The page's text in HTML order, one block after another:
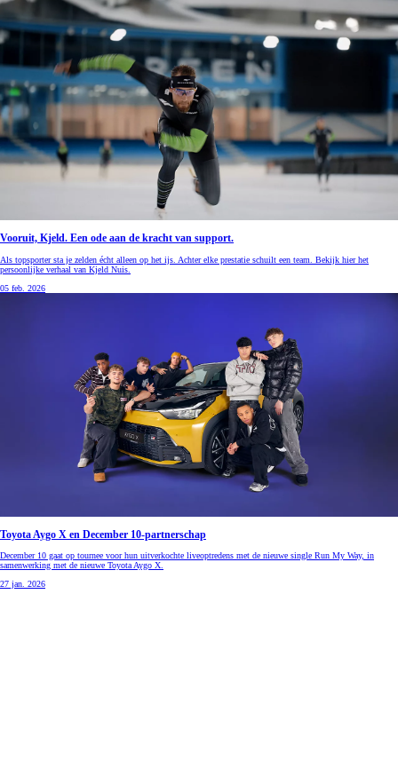
Vooruit, Kjeld. Een ode aan de kracht van support.
Als topsporter sta je zelden écht alleen op het ijs. Achter elke prestatie schuilt een team. Bekijk hier het
persoonlijke verhaal van Kjeld Nuis.
05 feb. 2026
Toyota Aygo X en December 10-partnerschap
December 10 gaat op tournee voor hun uitverkochte liveoptredens met de nieuwe single Run My Way, in
samenwerking met de nieuwe Toyota Aygo X.
27 jan. 2026